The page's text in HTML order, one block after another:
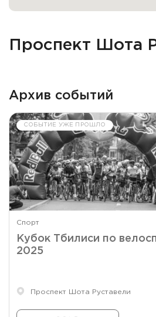
Проспект Шота
Архив событий
СОБЫТИЕ УЖЕ ПРОШЛО
Спорт
Кубок Тбилиси по
2025
Проспект Шота Руставели